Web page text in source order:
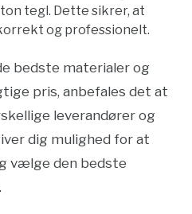
tegl. Dette sikrer, at
og professionelt.
bedste materialer og
pris, anbefales det at
leverandører og
dig mulighed for at
vælge den bedste